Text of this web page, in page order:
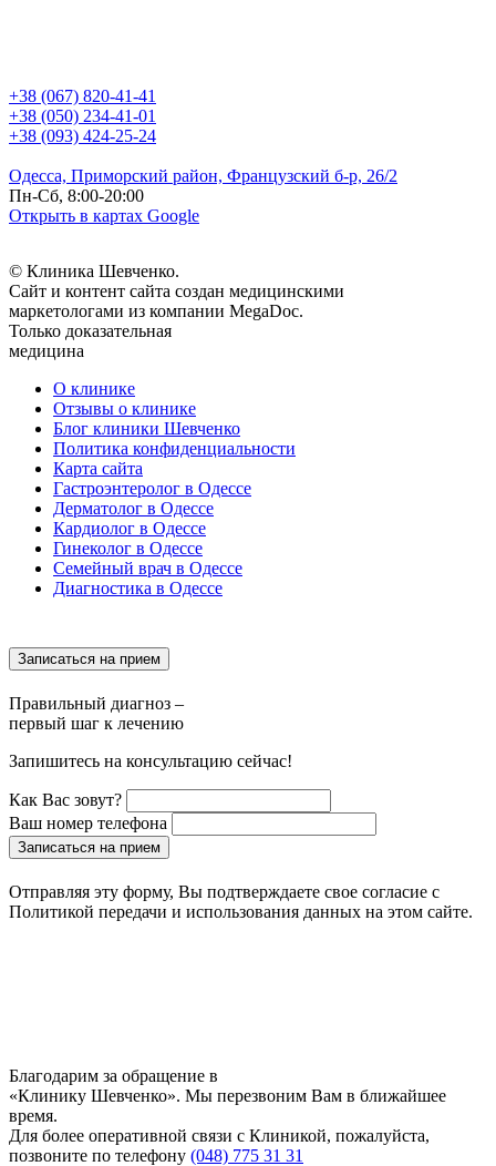
+38 (067) 820-41-41
+38 (050) 234-41-01
+38 (093) 424-25-24
Одесса, Приморский район, Французский б-р, 26/2
Пн-Сб, 8:00-20:00
Открыть в картах Google
© Клиника Шевченко.
Сайт и контент сайта создан медицинскими
маркетологами из компании MegaDoc.
Только доказательная
медицина
О клинике
Отзывы о клинике
Блог клиники Шевченко
Политика конфиденциальности
Карта сайта
Гастроэнтеролог в Одессе
Дерматолог в Одессе
Кардиолог в Одессе
Гинеколог в Одессе
Семейный врач в Одессе
Диагностика в Одессе
Записаться на прием
Правильный диагноз –
первый шаг к лечению
Запишитесь на консультацию сейчас!
Как Вас зовут?
Ваш номер телефона
Записаться на прием
Отправляя эту форму, Вы подтверждаете свое согласие с
Политикой передачи и использования данных на этом сайте.
Благодарим за обращение в
«Клинику Шевченко». Мы перезвоним Вам в ближайшее
время.
Для более оперативной связи с Клиникой, пожалуйста,
позвоните по телефону (048) 775 31 31